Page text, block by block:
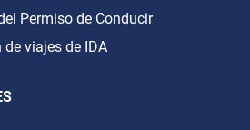
Permiso de Conducir
viajes de IDA